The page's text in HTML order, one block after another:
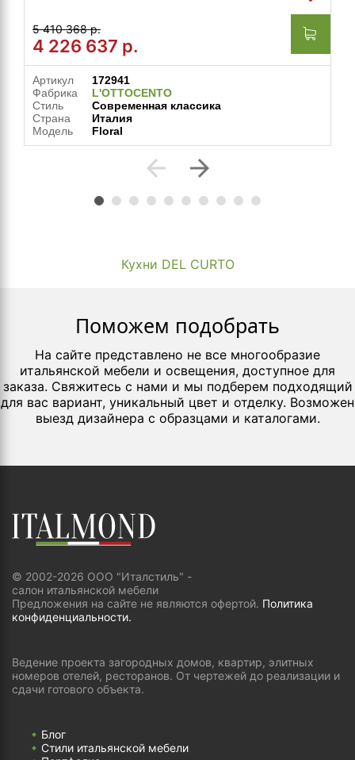
5 410 368 р.
4 226 637 р.
Артикул
172941
Фабрика
L'OTTOCENTO
Стиль
Современная классика
Страна
Италия
Модель
Floral
arrow_back arrow_forward
Кухни DEL CURTO
Поможем подобрать
На сайте представлено не все многообразие
итальянской мебели и освещения, доступное для
заказа. Свяжитесь с нами и мы подберем подходящий
для вас вариант, уникальный цвет и отделку. Возможен
выезд дизайнера с образцами и каталогами.
© 2002-2026 ООО "Италстиль" -
салон итальянской мебели
Предложения на сайте не являются офертой. Политика
конфиденциальности.
Ведение проекта загородных домов, квартир, элитных
номеров отелей, ресторанов. От чертежей до реализации и
сдачи готового объекта.
Блог
Стили итальянской мебели